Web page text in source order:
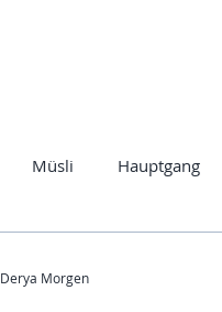
Müsli Hauptgang
Derya Morgen